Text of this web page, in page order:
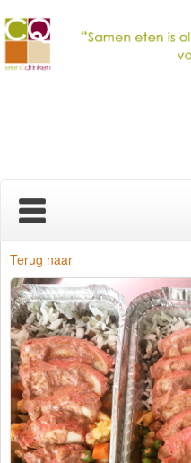
Home
Nieuws
Over ons
Traiteur
Wijn
Terug naar